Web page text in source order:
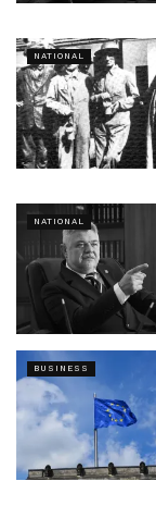
La 26 noiembrie
în unanimitate
„Bazele
Îi spunem „La
Vaștag născut la
Tags: ninel peia
NATIONAL
NATIONAL
BUSINESS